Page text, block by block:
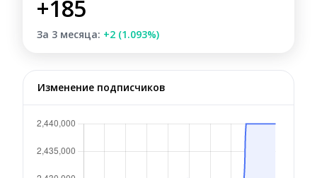
+185
За 3 месяца: +2 (1.093%)
Изменение подписчиков